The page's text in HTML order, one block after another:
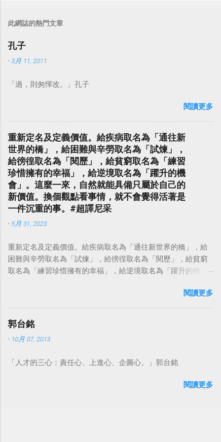
此網誌的熱門文章
孔子
-3月 11, 2011
「過，則匆憚改。」孔子
閱讀更多
重新定名及定義價值。給疾病取名為「通往新
世界的橋」，給困難與辛勞取名為「試煉」，
給徬徨取名為「閱歷」，給貧窮取名為「練習
珍惜擁有的幸福」，給逆境取名為「躍升的機
會」。這麼一來，自然就能具備只屬於自己的
新價值。換個觀點看事情，就不會覺得活著是
一件沉重的事。#超譯尼采
- 5月 31, 2023
重新定名及定義價值。給疾病取名為「通往新世界的橋」，給
困難與辛勞取名為「試煉」，給徬徨取名為「閱歷」，給貧窮
取名為「練習珍惜擁有的幸福」，給逆境取名為「躍升的機
點看事情，就不會覺得活著是一件沉重的事。#超譯尼采 — 中
華名言 - Chinese Quotes (@chinese_quotes) May 23, 2023
閱讀更多
郭台銘
- 10月 07, 2013
「人才的三心：責任心、上進心、企圖心。」郭台銘
閱讀更多